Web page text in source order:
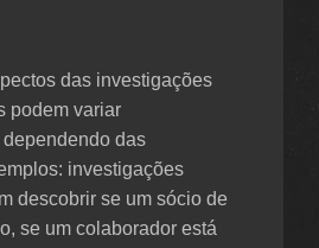
das investigações
podem variar
das
investigações
descobrir se um sócio de
se um colaborador está